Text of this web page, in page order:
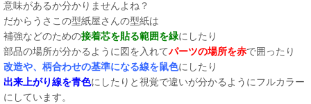
意味があるか分かりませんよね？
だからうさこの型紙屋さんの型紙は
補強などのための接着芯を貼る範囲を緑にしたり
部品の場所が分かるように図を入れてパーツの場所を赤で囲ったり
改造や、柄合わせの基準になる線を鼠色にしたり
出来上がり線を青色にしたりと視覚で違いが分かるようにフルカラー
にしています。